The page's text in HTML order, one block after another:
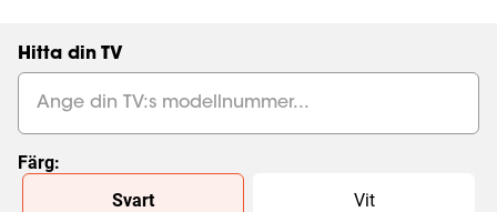
Hitta din TV
Färg:
Slide 1 of 2
Svart
Vit